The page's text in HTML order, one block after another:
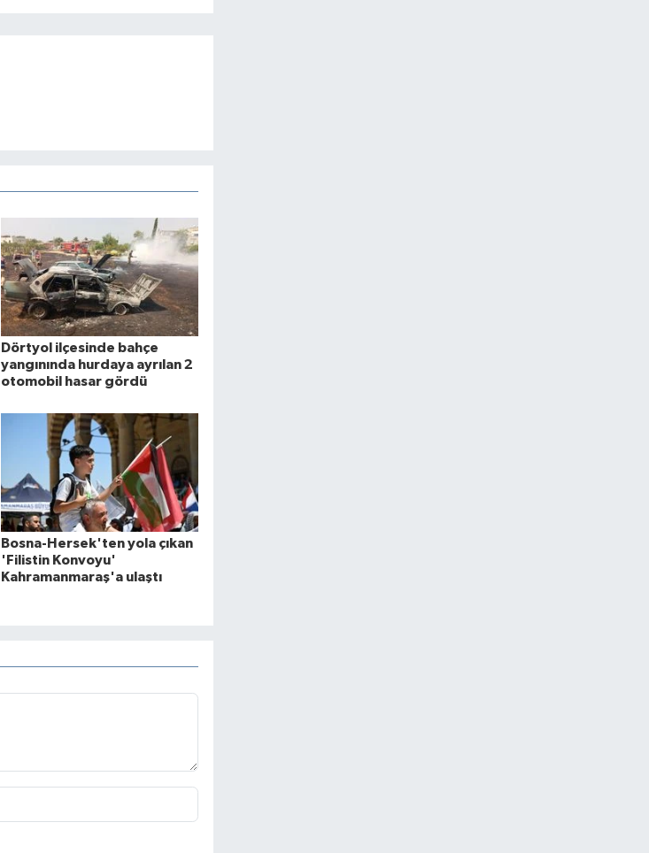
Dörtyol ilçesinde bahçe
yangınında hurdaya ayrılan 2
otomobil hasar gördü
Bosna-Hersek'ten yola çıkan
'Filistin Konvoyu'
Kahramanmaraş'a ulaştı